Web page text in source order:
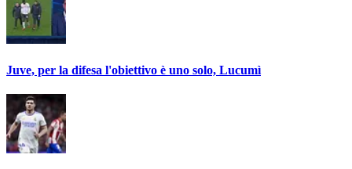
Juve, per la difesa l'obiettivo è uno solo, Lucumì